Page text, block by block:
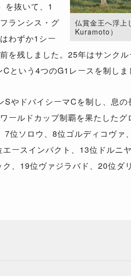
仏賞金王へ浮
Kuramoto）
を抜いて、1
ランシス・グ
わずか1シー
を残しました。25年はサンク
という4つのG1レースを制しま
やドバイシーマCを制し、息
ールドカップ制覇を果たした
位ソロウ、8位ゴルディコヴ
ースインパクト、13位ドルニ
、19位ヴァジラバド、20位ダ